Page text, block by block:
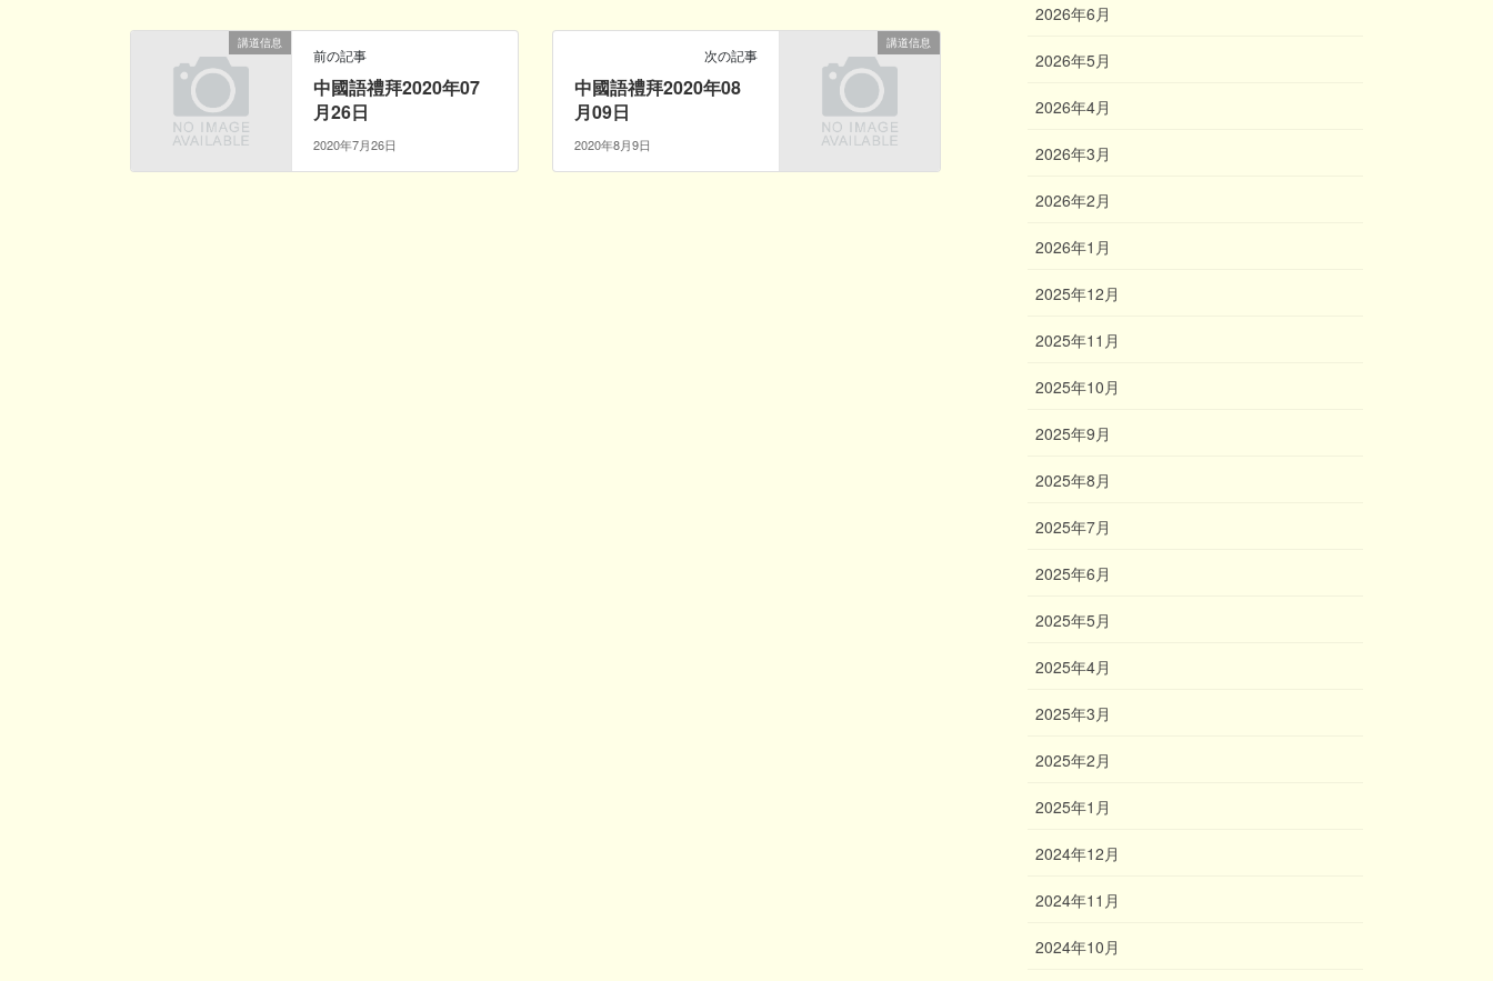
講道信息
前の記事
中國語禮拜2020年07
月26日
2020年7月26日
講道信息
次の記事
中國語禮拜2020年08
月09日
2020年8月9日
2026年6月
2026年5月
2026年4月
2026年3月
2026年2月
2026年1月
2025年12月
2025年11月
2025年10月
2025年9月
2025年8月
2025年7月
2025年6月
2025年5月
2025年4月
2025年3月
2025年2月
2025年1月
2024年12月
2024年11月
2024年10月